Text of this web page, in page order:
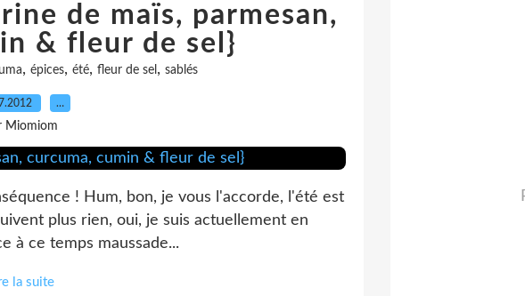
de maïs, parmesan,
& fleur de sel}
, épices, été, fleur de sel, sablés
…
Miomiom
! Hum, bon, je vous l'accorde, l'été est
plus rien, oui, je suis actuellement en
à ce temps maussade...
la suite